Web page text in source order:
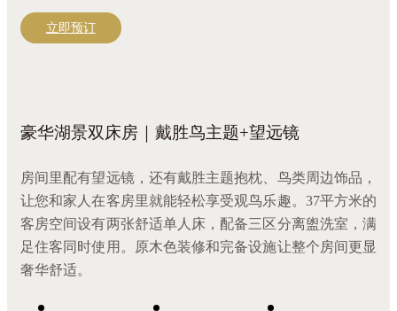
立即预订
豪华湖景双床房｜戴胜鸟主题+望远镜
房间里配有望远镜，还有戴胜主题抱枕、鸟类周边饰品，
让您和家人在客房里就能轻松享受观鸟乐趣。37平方米的
客房空间设有两张舒适单人床，配备三区分离盥洗室，满
足住客同时使用。原木色装修和完备设施让整个房间更显
奢华舒适。